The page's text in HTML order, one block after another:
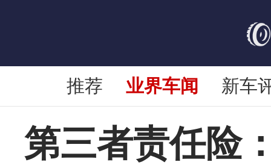
推荐 业界车闻 新车
第三者责任险